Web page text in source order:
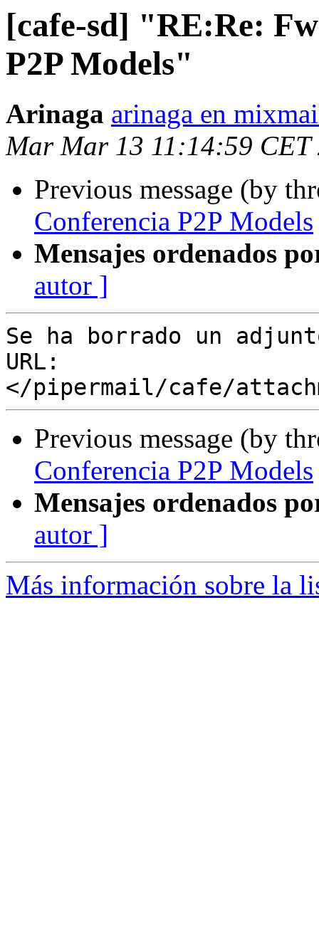
[cafe-sd] "RE:Re:
P2P Models"
Arinaga arinaga en
Mar Mar 13 11:14:59 CET
Previous message (by
Conferencia P2P Models
Mensajes ordenados
autor ]
Se ha borrado un
URL:
Previous message (by
Conferencia P2P Models
Mensajes ordenados
autor ]
Más información sobre la